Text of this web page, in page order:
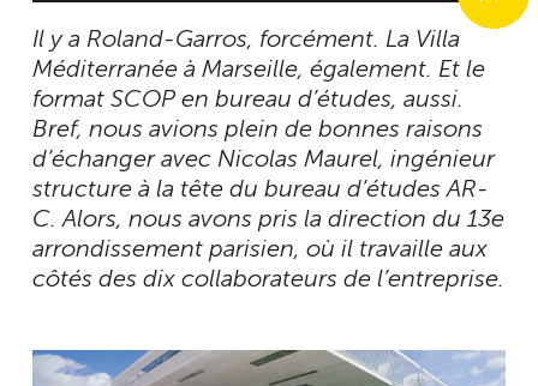
Il y a Roland-Garros, forcément. La Villa
Méditerranée à Marseille, également. Et le
format SCOP en bureau d’études, aussi.
Bref, nous avions plein de bonnes raisons
d’échanger avec Nicolas Maurel, ingénieur
structure à la tête du bureau d’études AR-
C. Alors, nous avons pris la direction du 13e
arrondissement parisien, où il travaille aux
côtés des dix collaborateurs de l’entreprise.